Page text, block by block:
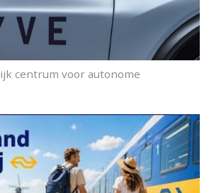
centrum voor autonome